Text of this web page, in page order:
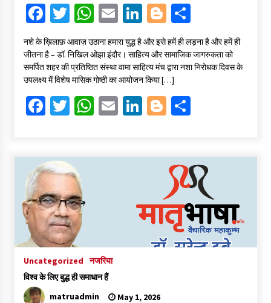
Fa
ce
b
o
o
k
T
tt
er
W
at
sA
p
p
E
ai
l
Li
n
ke
dI
n
Bl
o
gg
er
S
ar
e
​नशे के ख़िलाफ़ आवाज़ उठाना हमारा युद्ध है और इसे हमें ही लड़ना है और हमें ही
जीतना है – डॉ. निखिल ओझा ​इंदौर। साहित्य और सामाजिक जागरुकता को
समर्पित शहर की प्रतिष्ठित संस्था वामा साहित्य मंच द्वारा नशा निरोधक दिवस के
उपलक्ष्य में विशेष मासिक गोष्ठी का आयोजन किया […]
Fa
o
o
k
T
er
W
sA
E
l
Li
dI
Bl
er
S
e
Uncategorized नजरिया
विश्व के लिए बुद्ध ही समाधान हैं
matruadmin
May 1, 2026